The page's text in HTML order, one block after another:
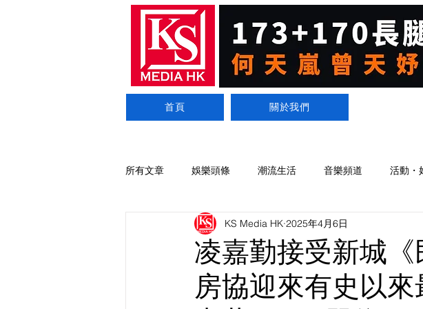
首頁 關於我們
所有文章 娛樂頭條 潮流生活 音樂頻道 活動・
凌嘉勤接受新城
房協迎來有史以
KS Media HK 2025年4月6日